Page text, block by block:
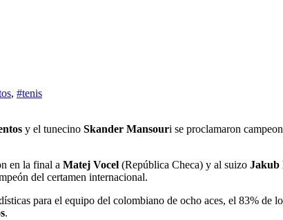
, #tenis
y el tunecino Skander Mansouri se proclamaron
en la final a Matej Vocel (República Checa) y al suizo Jakub
del certamen internacional.
para el equipo del colombiano de ocho aces, el 83% de
.